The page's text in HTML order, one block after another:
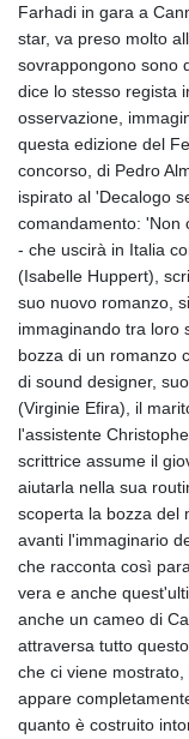
Farhadi in gara a
star, va preso molto
sovrappongono sono
dice lo stesso regista
osservazione,
questa edizione del
concorso, di Pedro
ispirato al 'Decalogo
comandamento: 'Non
- che uscirà in Italia
(Isabelle Huppert),
suo nuovo romanzo,
immaginando tra loro
bozza di un romanzo
di sound designer,
(Virginie Efira), il
l'assistente
scrittrice assume il
aiutarla nella sua
scoperta la bozza del
avanti l'immaginario
che racconta così
vera e anche
anche un cameo di
attraversa tutto
che ci viene
appare
quanto è costruito